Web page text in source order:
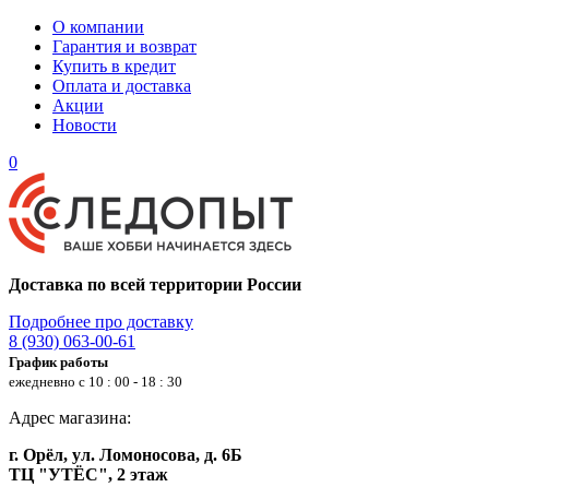
О компании
Гарантия и возврат
Купить в кредит
Оплата и доставка
Акции
Новости
0
Доставка по всей территории России
Подробнее про доставку
8 (930) 063-00-61
График работы
ежедневно с 10 : 00 - 18 : 30
Адрес магазина:
г. Орёл, ул. Ломоносова, д. 6Б
ТЦ "УТЁС", 2 этаж